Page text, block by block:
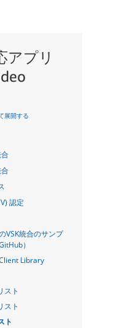
アプリ
展開する
認定
VSK統合のサンプ
）
Library
スト
スト
ト